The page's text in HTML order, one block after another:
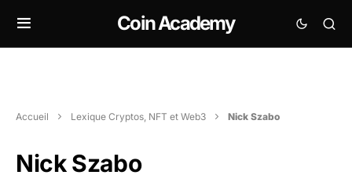
Coin Academy
Accueil Lexique Cryptos, NFT et Web3 Nick Szabo
Nick Szabo